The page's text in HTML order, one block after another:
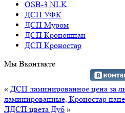
OSB-3 NLK
ДСП УФК
ДСП Муром
ДСП Кроношпан
ДСП Кроностар
Мы Вконтакте
« ДСП ламинированное цена за
ламинированные, Кроностар
ЛДСП цвета Дуб »